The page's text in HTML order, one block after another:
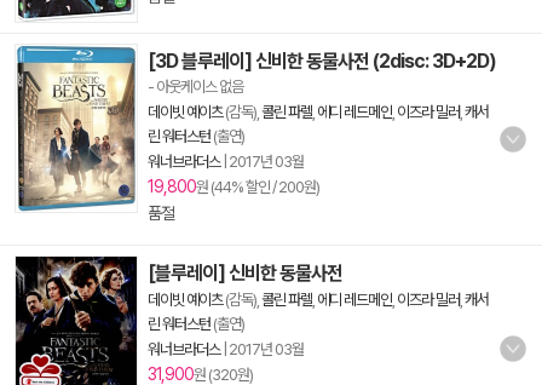
[3D 블루레이] 신비한 동물사전 (2disc: 3D+2D)
- 아웃케이스 없음
데이빗 예이츠(감독), 콜린 파렐 에디 레드메인 이즈라 밀러 캐서
린 워터스턴 (출연)
워너브라더스| 2017년 03월
19,800원 (44% 할인 / 200원)
품절
[블루레이] 신비한 동물사전
데이빗 예이츠(감독), 콜린 파렐 에디 레드메인 이즈라 밀러 캐서
린 워터스턴 (출연)
워너브라더스| 2017년 03월
31,900원 (320원)